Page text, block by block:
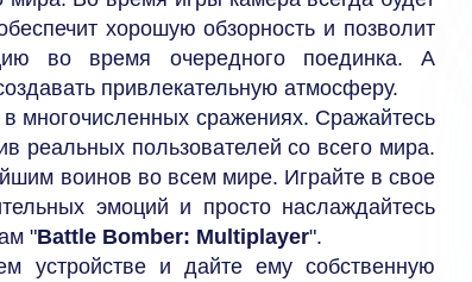
хорошую обзорность и позволит
во время очередного поединка. А
привлекательную атмосферу.
многочисленных сражениях. Сражайтесь
реальных пользователей со всего мира.
воинов во всем мире. Играйте в свое
эмоций и просто наслаждайтесь
"Battle Bomber: Multiplayer".
устройстве и дайте ему собственную